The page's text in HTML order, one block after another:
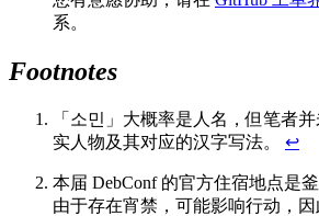
系。
Footnotes
「소민」大概率是人名，但笔者
实人物及其对应的汉字写法。 ↩
本届 DebConf 的官方住宿地点是
由于存在宵禁，可能影响行动，